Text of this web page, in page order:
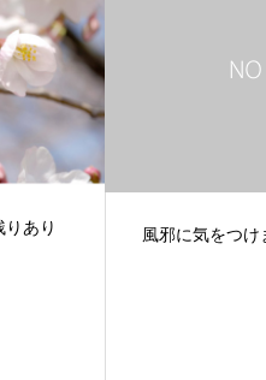
秋本番です